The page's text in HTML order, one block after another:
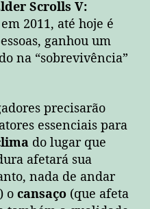
Scrolls V:
2011, até hoje é
ganhou um
na “sobrevivência”
precisarão
essenciais para
do lugar que
afetará sua
nada de andar
o cansaço (que afeta